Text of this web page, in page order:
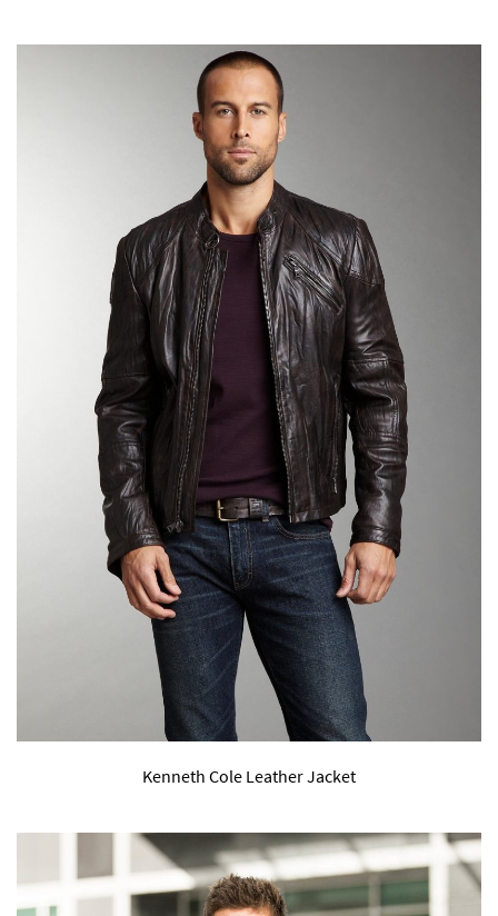
Kenneth Cole Leather Jacket